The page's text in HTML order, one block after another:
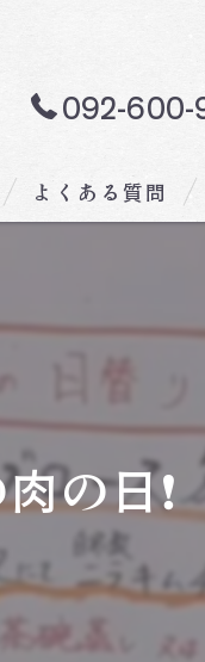
092-
よくある質問
の日❗️